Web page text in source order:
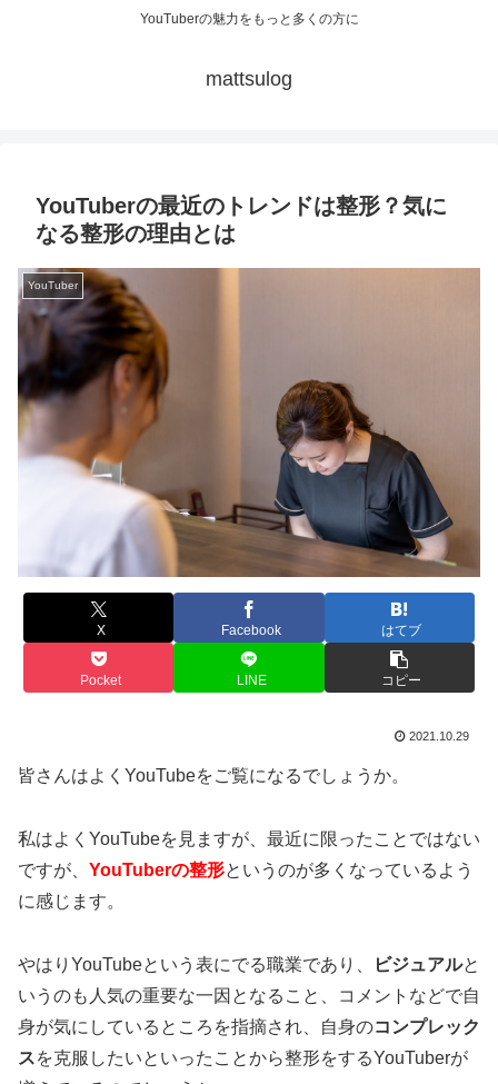
YouTuberの魅力をもっと多くの方に
mattsulog
YouTuberの最近のトレンドは整形？気に
なる整形の理由とは
YouTuber
X Facebook はてブ
Pocket LINE コピー
2021.10.29
皆さんはよくYouTubeをご覧になるでしょうか。
私はよくYouTubeを見ますが、最近に限ったことではない
ですが、 YouTuberの整形というのが多くなっている よう
に感じます。
やはりYouTubeという表にでる職業であり、 ビジュアルと
いうのも人気の重要な一因となる こと、コメントなどで自
身が気にしているところを指摘され、
自身のコンプレック
スを克服したいといったことから整形をするYouTuberが